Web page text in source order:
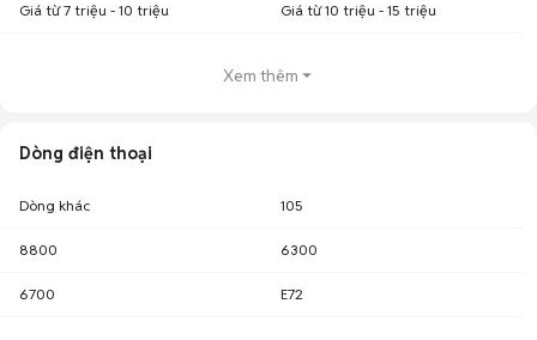
Giá từ 7 triệu - 10 triệu Giá từ 10 triệu - 15 triệu
Xem thêm
Dòng điện thoại
Dòng khác 105
8800 6300
6700 E72